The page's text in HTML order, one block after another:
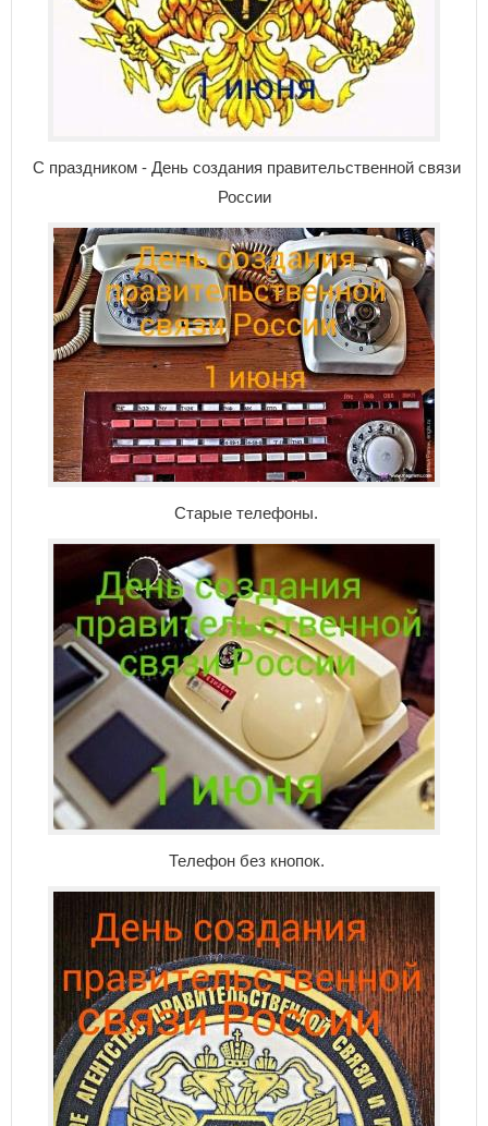
С праздником - День создания правительственной связи
России
Старые телефоны.
Телефон без кнопок.